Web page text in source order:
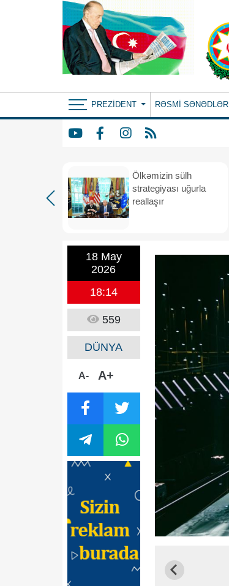
PREZIDENT RƏSMI SƏNƏDLƏR
Ölkəmizin sülh
strategiyası uğurla
reallaşır
18 May
2026
18:14
559
DÜNYA
A- A+